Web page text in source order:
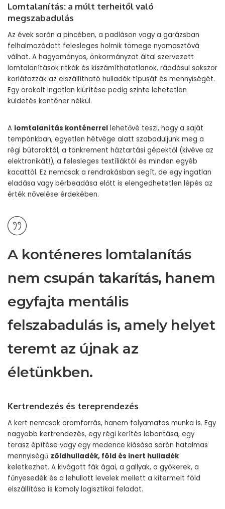
Lomtalanítás: a múlt terheitől való
megszabadulás
Az évek során a pincében, a padláson vagy a garázsban
felhalmozódott felesleges holmik tömege nyomasztóvá
válhat. A hagyományos, önkormányzat által szervezett
lomtalanítások ritkák és kiszámíthatatlanok, ráadásul sokszor
korlátozzák az elszállítható hulladék típusát és mennyiségét.
Egy örökölt ingatlan kiürítése pedig szinte lehetetlen
küldetés konténer nélkül.
A lomtalanítás konténerrel lehetővé teszi, hogy a saját
tempónkban, egyetlen hétvége alatt szabaduljunk meg a
régi bútoroktól, a tönkrement háztartási gépektől (kivéve az
elektronikát!), a felesleges textíliáktól és minden egyéb
kacattól. Ez nemcsak a rendrakásban segít, de egy ingatlan
eladása vagy bérbeadása előtt is elengedhetetlen lépés az
érték növelése érdekében.
A konténeres lomtalanítás
nem csupán takarítás, hanem
egyfajta mentális
felszabadulás is, amely helyet
teremt az újnak az
életünkben.
Kertrendezés és tereprendezés
A kert nemcsak örömforrás, hanem folyamatos munka is. Egy
nagyobb kertrendezés, egy régi kerítés lebontása, egy
terasz építése vagy egy medence kiásása során hatalmas
mennyiségű zöldhulladék, föld és inert hulladék
keletkezhet. A kivágott fák ágai, a gallyak, a gyökerek, a
fűnyesedék és a lehullott levelek mellett a kitermelt föld
elszállítása is komoly logisztikai feladat.